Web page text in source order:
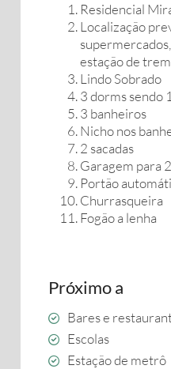
Residencial
Localização
estação de
Lindo Sobrado
3 dorms sendo
3 banheiros
Nicho nos
2 sacadas
Garagem para
Portão
Churrasqueira
Fogão a lenha
Próximo a
Bares e
Escolas
Estação de metrô